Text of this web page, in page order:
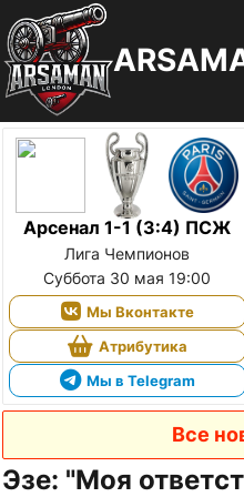
Арсенал 1-1 (3:4) ПСЖ
Лига Чемпионов
Суббота 30 мая 19:00
Мы Вконтакте
Атрибутика
Мы в Telegram
Все
Эзе: "Моя